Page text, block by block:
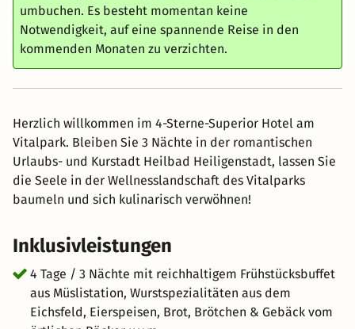
umbuchen. Es besteht momentan keine
Notwendigkeit, auf eine spannende Reise in den
kommenden Monaten zu verzichten.
Herzlich willkommen im 4-Sterne-Superior Hotel am
Vitalpark. Bleiben Sie 3 Nächte in der romantischen
Urlaubs- und Kurstadt Heilbad Heiligenstadt, lassen Sie
die Seele in der Wellnesslandschaft des Vitalparks
baumeln und sich kulinarisch verwöhnen!
Inklusivleistungen
4 Tage / 3 Nächte mit reichhaltigem Frühstücksbuffet
aus Müslistation, Wurstspezialitäten aus dem
Eichsfeld, Eierspeisen, Brot, Brötchen & Gebäck vom